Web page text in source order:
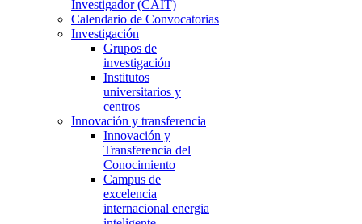
Investigador (CAIT)
Calendario de Convocatorias
Investigación
Grupos de
investigación
Institutos
universitarios y
centros
Innovación y transferencia
Innovación y
Transferencia del
Conocimiento
Campus de
excelencia
internacional energia